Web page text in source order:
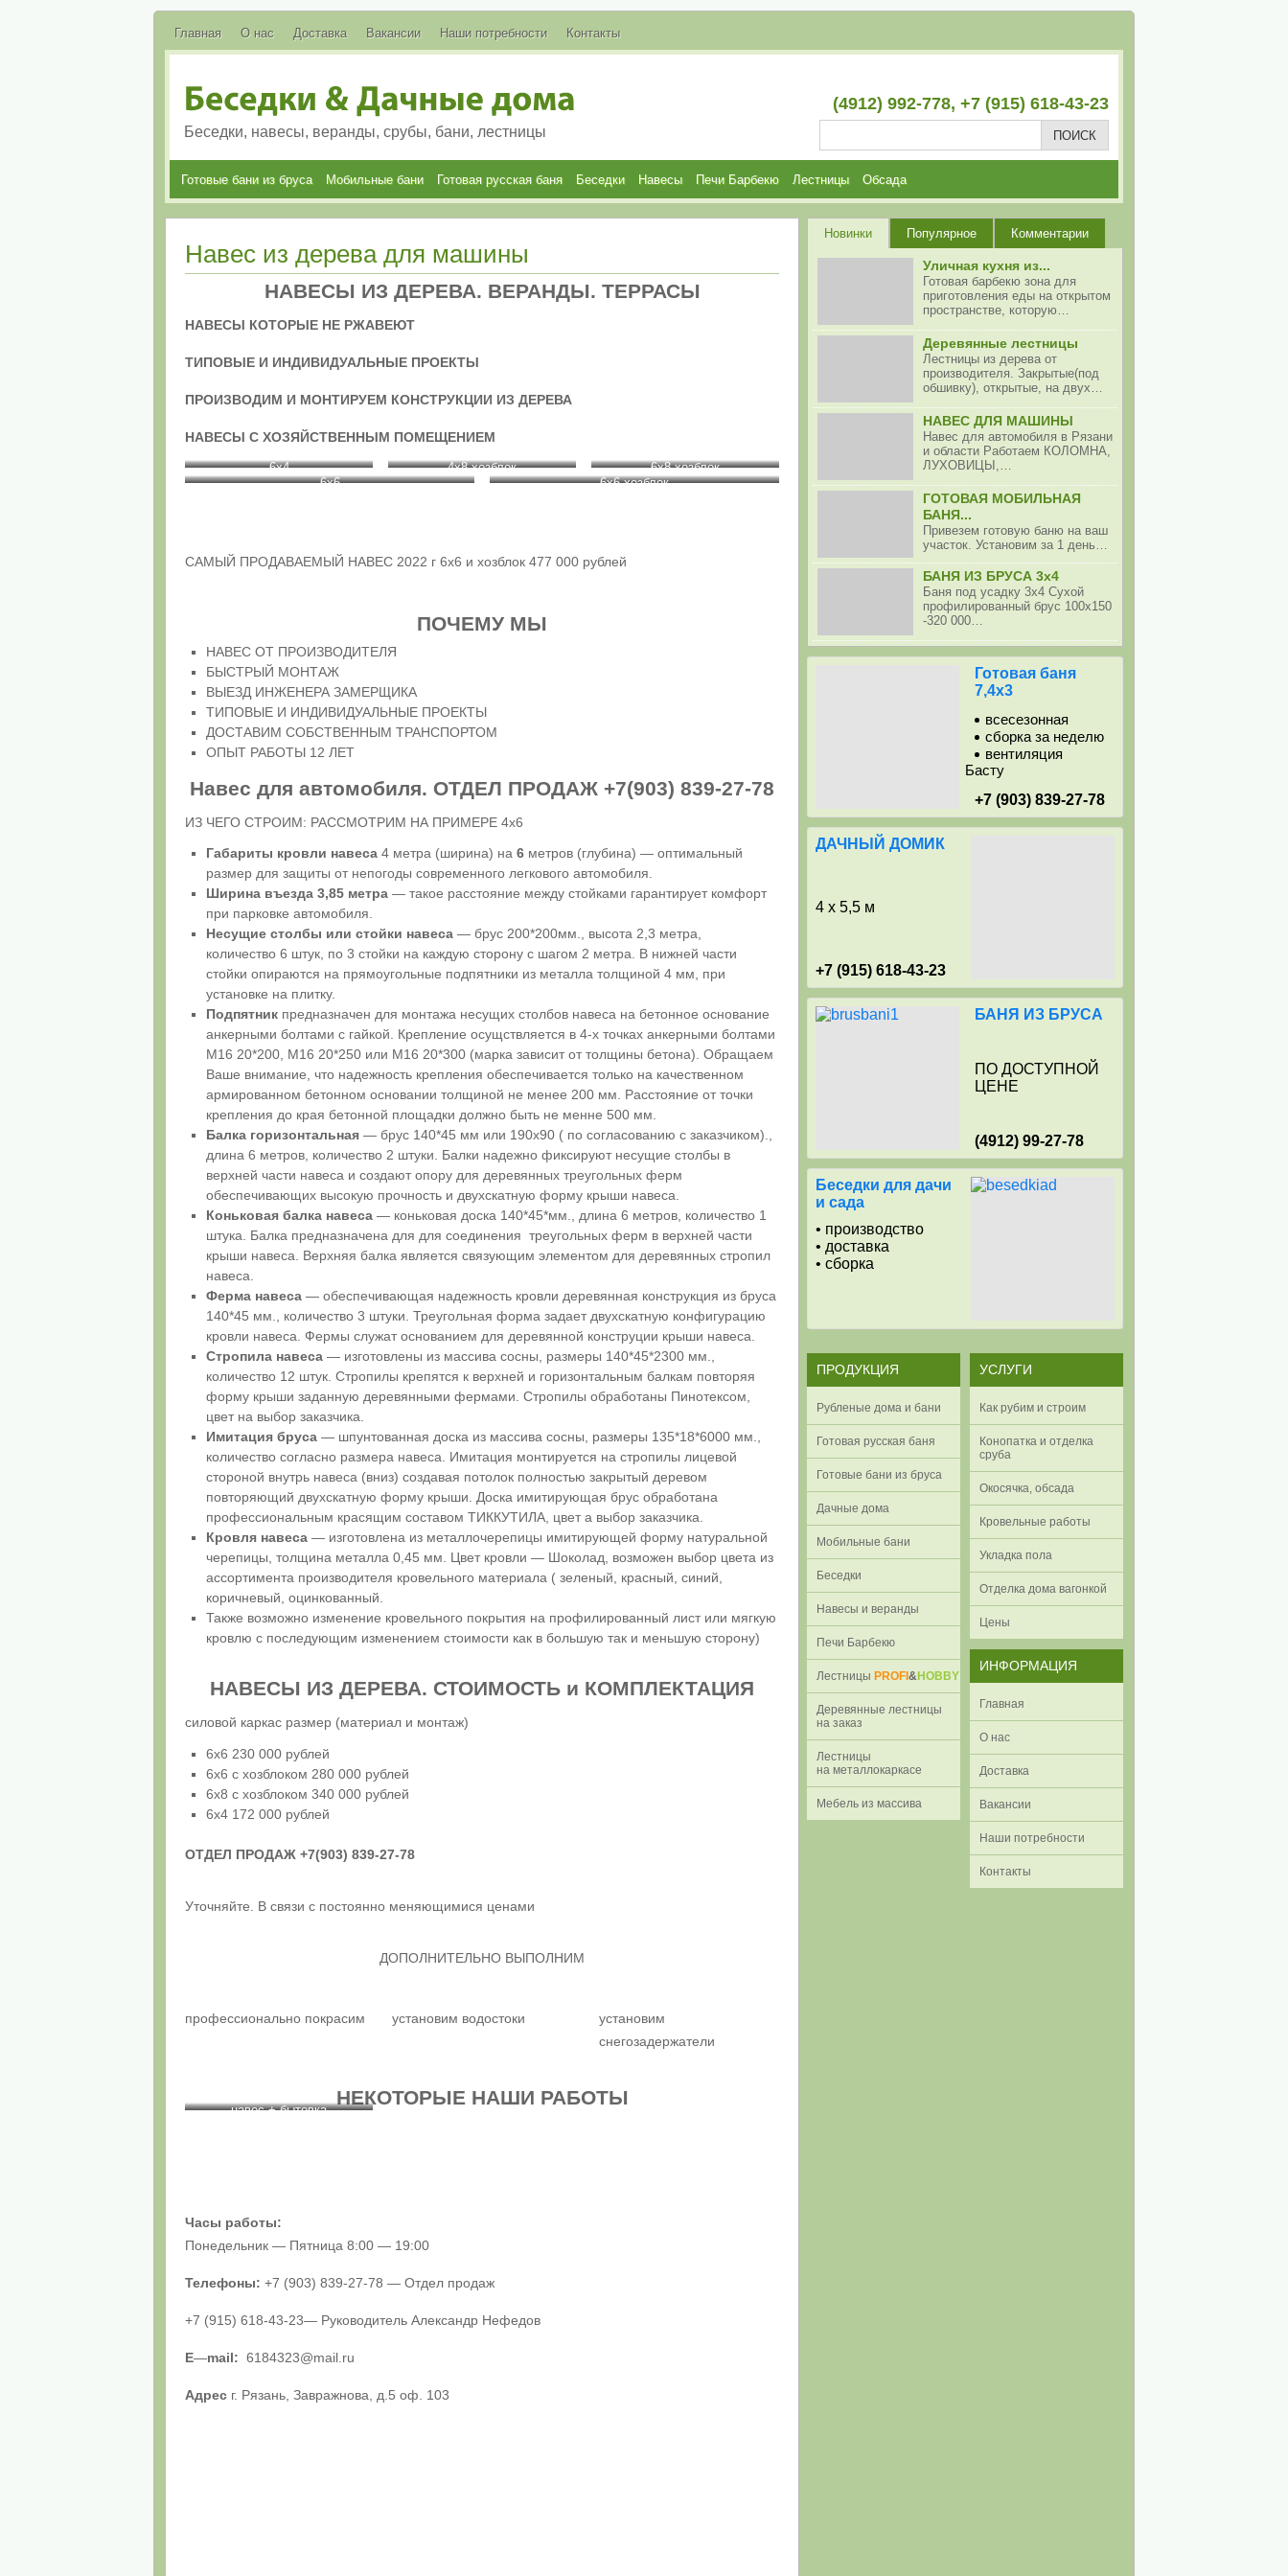
Главная О нас Доставка Вакансии Наши потребности Контакты
Беседки, навесы, веранды, срубы, бани, лестницы
(4912) 992-778, +7 (915) 618-43-23
Готовые бани из бруса Мобильные бани Готовая русская баня Беседки Навесы Печи Барбекю Лестницы Обсада
Навес из дерева для машины
НАВЕСЫ ИЗ ДЕРЕВА. ВЕРАНДЫ. ТЕРРАСЫ
НАВЕСЫ КОТОРЫЕ НЕ РЖАВЕЮТ
ТИПОВЫЕ И ИНДИВИДУАЛЬНЫЕ ПРОЕКТЫ
ПРОИЗВОДИМ И МОНТИРУЕМ КОНСТРУКЦИИ ИЗ ДЕРЕВА
НАВЕСЫ С ХОЗЯЙСТВЕННЫМ ПОМЕЩЕНИЕМ
6х4 4х8 хозблок
6х8 хозблок
6х6
6х6 хозблок
САМЫЙ ПРОДАВАЕМЫЙ НАВЕС 2022 г 6х6 и хозблок 477 000 рублей
ПОЧЕМУ МЫ
НАВЕС ОТ ПРОИЗВОДИТЕЛЯ
БЫСТРЫЙ МОНТАЖ
ВЫЕЗД ИНЖЕНЕРА ЗАМЕРЩИКА
ТИПОВЫЕ И ИНДИВИДУАЛЬНЫЕ ПРОЕКТЫ
ДОСТАВИМ СОБСТВЕННЫМ ТРАНСПОРТОМ
ОПЫТ РАБОТЫ 12 ЛЕТ
Навес для автомобиля. ОТДЕЛ ПРОДАЖ +7(903) 839-27-78
ИЗ ЧЕГО СТРОИМ: РАССМОТРИМ НА ПРИМЕРЕ 4х6
Габариты кровли навеса 4 метра (ширина) на6 метров (глубина) — оптимальный
размер для защиты от непогоды современного легкового автомобиля.
Ширина въезда 3,85 метра — такое расстояние между стойками гарантирует комфорт
при парковке автомобиля.
Несущие столбы или стойки навеса — брус 200*200мм., высота 2,3 метра,
количество 6 штук, по 3 стойки на каждую сторону с шагом 2 метра. В нижней части
стойки опираются на прямоугольные подпятники из металла толщиной 4 мм, при
установке на плитку.
Подпятник предназначен для монтажа несущих столбов навеса на бетонное основание
анкерными болтами с гайкой. Крепление осущствляется в 4-х точках анкерными болтами
М16 20*200, М16 20*250 или М16 20*300 (марка зависит от толщины бетона). Обращаем
Ваше внимание, что надежность крепления обеспечивается только на качественном
армированном бетонном основании толщиной не менее 200 мм. Расстояние от точки
крепления до края бетонной площадки должно быть не менне 500 мм.
Балка горизонтальная — брус 140*45 мм или 190х90 ( по согласованию с заказчиком).,
длина 6 метров, количество 2 штуки. Балки надежно фиксируют несущие столбы в
верхней части навеса и создают опору для деревянных треугольных ферм
обеспечивающих высокую прочность и двухскатную форму крыши навеса.
Коньковая балка навеса — коньковая доска 140*45*мм., длина 6 метров, количество 1
штука. Балка предназначена для для соединения треугольных ферм в верхней части
крыши навеса. Верхняя балка является связующим элементом для деревянных стропил
навеса.
Ферма навеса — обеспечивающая надежность кровли деревянная конструкция из бруса
140*45 мм., количество 3 штуки. Треугольная форма задает двухскатную конфигурацию
кровли навеса. Фермы служат основанием для деревянной конструции крыши навеса.
Стропила навеса — изготовлены из массива сосны, размеры 140*45*2300 мм.,
количество 12 штук. Стропилы крепятся к верхней и горизонтальным балкам повторяя
форму крыши заданную деревянными фермами. Стропилы обработаны Пинотексом,
цвет на выбор заказчика.
Имитация бруса — шпунтованная доска из массива сосны, размеры 135*18*6000 мм.,
количество согласно размера навеса. Имитация монтируется на стропилы лицевой
стороной внутрь навеса (вниз) создавая потолок полностью закрытый деревом
повторяющий двухскатную форму крыши. Доска имитирующая брус обработана
профессиональным красящим составом ТИККУТИЛА, цвет а выбор заказчика.
Кровля навеса — изготовлена из металлочерепицы имитирующей форму натуральной
черепицы, толщина металла 0,45 мм. Цвет кровли — Шоколад, возможен выбор цвета из
ассортимента производителя кровельного материала ( зеленый, красный, синий,
коричневый, оцинкованный.
Также возможно изменение кровельного покрытия на профилированный лист или мягкую
кровлю с последующим изменением стоимости как в большую так и меньшую сторону)
НАВЕСЫ ИЗ ДЕРЕВА. СТОИМОСТЬ и КОМПЛЕКТАЦИЯ
силовой каркас размер (материал и монтаж)
6х6 230 000 рублей
6х6 с хозблоком 280 000 рублей
6х8 с хозблоком 340 000 рублей
6х4 172 000 рублей
ОТДЕЛ ПРОДАЖ +7(903) 839-27-78
Уточняйте. В связи с постоянно меняющимися ценами
ДОПОЛНИТЕЛЬНО ВЫПОЛНИМ
профессионально покрасим установим водостоки
установим
снегозадержатели
НЕКОТОРЫЕ НАШИ РАБОТЫ
навес + бытовка
Часы работы:
Понедельник — Пятница 8:00 — 19:00
Телефоны: +7 (903) 839-27-78 — Отдел продаж
+7 (915) 618-43-23— Руководитель Александр Нефедов
E—mail: 6184323@mail.ru
Адрес г. Рязань, Завражнова, д.5 оф. 103
Новинки Популярное Комментарии
Уличная кухня из...
Готовая барбекю зона для
приготовления еды на открытом
пространстве, которую…
Деревянные лестницы
Лестницы из дерева от
производителя. Закрытые(под
обшивку), открытые, на двух…
НАВЕС ДЛЯ МАШИНЫ
Навес для автомобиля в Рязани
и области Работаем КОЛОМНА,
ЛУХОВИЦЫ,…
ГОТОВАЯ МОБИЛЬНАЯ
БАНЯ...
Привезем готовую баню на ваш
участок. Установим за 1 день…
БАНЯ ИЗ БРУСА 3х4
Баня под усадку 3х4 Сухой
профилированный брус 100х150
-320 000…
Готовая баня
7,4х3
всесезонная
сборка за неделю
вентиляция
Басту
+7 (903) 839-27-78
ДАЧНЫЙ ДОМИК
4 x 5,5 м
+7 (915) 618-43-23
БАНЯ ИЗ БРУСА
ПО ДОСТУПНОЙ
ЦЕНЕ
(4912) 99-27-78
Беседки для дачи
и сада
• производство
• доставка
• сборка
ПРОДУКЦИЯ
Рубленые дома и бани
Готовая русская баня
Готовые бани из бруса
Дачные дома
Мобильные бани
Беседки
Навесы и веранды
Печи Барбекю
Лестницы PROFI &HOBBY
Деревянные лестницы
на заказ
Лестницы
на металлокаркасе
Мебель из массива
УСЛУГИ
Как рубим и строим
Конопатка и отделка
сруба
Окосячка, обсада
Кровельные работы
Укладка пола
Отделка дома вагонкой
Цены
ИНФОРМАЦИЯ
Главная
О нас
Доставка
Вакансии
Наши потребности
Контакты